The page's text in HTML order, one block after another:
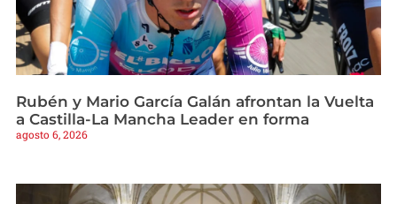
Rubén y Mario García Galán afrontan la Vuelta
a Castilla-La Mancha Leader en forma
agosto 6, 2026